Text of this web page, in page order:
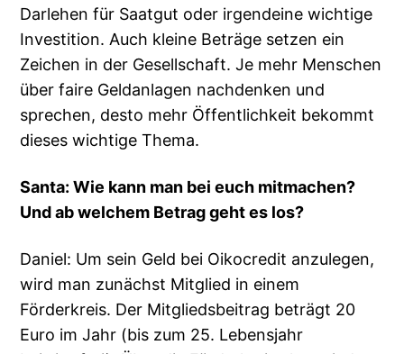
Darlehen für Saatgut oder irgendeine wichtige
Investition. Auch kleine Beträge setzen ein
Zeichen in der Gesellschaft. Je mehr Menschen
über faire Geldanlagen nachdenken und
sprechen, desto mehr Öffentlichkeit bekommt
dieses wichtige Thema.
Santa: Wie kann man bei euch mitmachen?
Und ab welchem Betrag geht es los?
Daniel: Um sein Geld bei Oikocredit anzulegen,
wird man zunächst Mitglied in einem
Förderkreis. Der Mitgliedsbeitrag beträgt 20
Euro im Jahr (bis zum 25. Lebensjahr